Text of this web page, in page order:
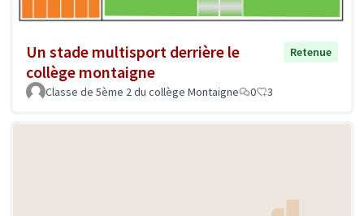
Un stade multisport derrière le
collège montaigne
Retenue
Classe de 5ème 2 du collège Montaigne 0 3